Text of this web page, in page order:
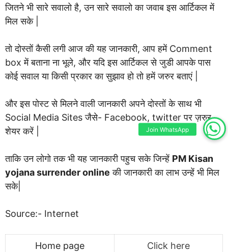
जितने भी सारे सवालो है, उन सारे सवालो का जवाब इस आर्टिकल में
मिल सके |
तो दोस्तों कैसी लगी आज की यह जानकारी, आप हमें Comment
box में बताना ना भूले, और यदि इस आर्टिकल से जुडी आपके पास
कोई सवाल या किसी प्रकार का सुझाव हो तो हमें जरुर बताएं |
और इस पोस्ट से मिलने वाली जानकारी अपने दोस्तों के साथ भी
Social Media Sites जैसे- Facebook, twitter पर ज़रुर
शेयर करें |
ताकि उन लोगो तक भी यह जानकारी पहुच सके जिन्हें PM Kisan
yojana surrender online की जानकारी का लाभ उन्हें भी मिल
सके|
Source:- Internet
Home page Click here
Join WhatsApp